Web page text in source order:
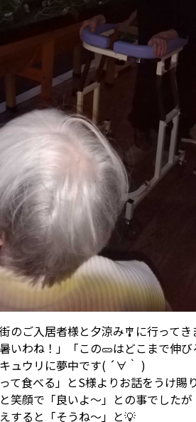
のご入居者様と夕涼み🎐に行ってき
暑いわね！」「この🥒はどこまで伸
ュウリに夢中です( ´∀｀ )
って食べる」とS様よりお話をうけ
笑顔で「良いよ～」との事でした
すると「そうね～」と💡